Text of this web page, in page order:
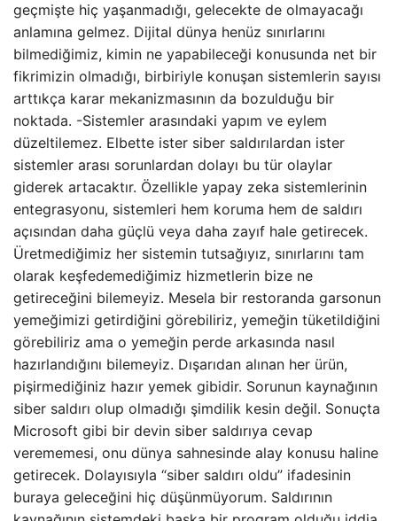
geçmişte hiç yaşanmadığı, gelecekte de olmayacağı
anlamına gelmez. Dijital dünya henüz sınırlarını
bilmediğimiz, kimin ne yapabileceği konusunda net bir
fikrimizin olmadığı, birbiriyle konuşan sistemlerin sayısı
arttıkça karar mekanizmasının da bozulduğu bir
noktada. -Sistemler arasındaki yapım ve eylem
düzeltilemez. Elbette ister siber saldırılardan ister
sistemler arası sorunlardan dolayı bu tür olaylar
giderek artacaktır. Özellikle yapay zeka sistemlerinin
entegrasyonu, sistemleri hem koruma hem de saldırı
açısından daha güçlü veya daha zayıf hale getirecek.
Üretmediğimiz her sistemin tutsağıyız, sınırlarını tam
olarak keşfedemediğimiz hizmetlerin bize ne
getireceğini bilemeyiz. Mesela bir restoranda garsonun
yemeğimizi getirdiğini görebiliriz, yemeğin tüketildiğini
görebiliriz ama o yemeğin perde arkasında nasıl
hazırlandığını bilemeyiz. Dışarıdan alınan her ürün,
pişirmediğiniz hazır yemek gibidir. Sorunun kaynağının
siber saldırı olup olmadığı şimdilik kesin değil. Sonuçta
Microsoft gibi bir devin siber saldırıya cevap
verememesi, onu dünya sahnesinde alay konusu haline
getirecek. Dolayısıyla “siber saldırı oldu” ifadesinin
buraya geleceğini hiç düşünmüyorum. Saldırının